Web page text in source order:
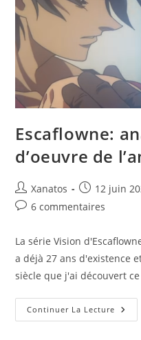
Escaflowne:
d’oeuvre de
Auteur/autrice
de
Xanatos
Publication
publiée :
12 juin
Commentaires
la
publication :
6 commentaires
La série Vision
a déjà 27 ans d'existence
siècle que j'ai découvert
Continuer La Lecture